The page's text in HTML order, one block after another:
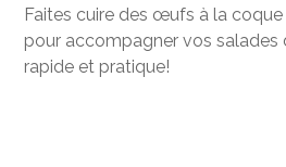
Faites cuire des œufs à la
pour accompagner vos salades
rapide et pratique!